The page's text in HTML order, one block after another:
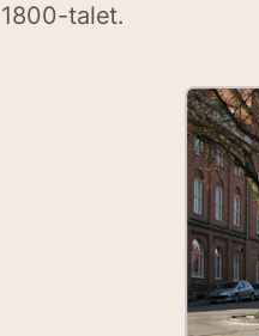
1800-talet.